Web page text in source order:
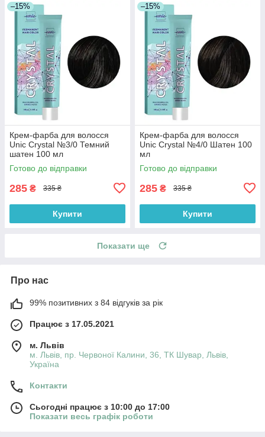
–15%
Крем-фарба для волосся
Unic Crystal №3/0 Темний
шатен 100 мл
Готово до відправки
285 ₴ 335 ₴
Купити
–15%
Крем-фарба для волосся
Unic Crystal №4/0 Шатен 100
мл
Готово до відправки
285 ₴ 335 ₴
Купити
Показати ще
Про нас
99% позитивних з 84 відгуків за рік
Працює з 17.05.2021
м. Львів
м. Львів, пр. Червоної Калини, 36, ТК Шувар, Львів,
Україна
Контакти
Сьогодні працює з 10:00 до 17:00
Показати весь графік роботи